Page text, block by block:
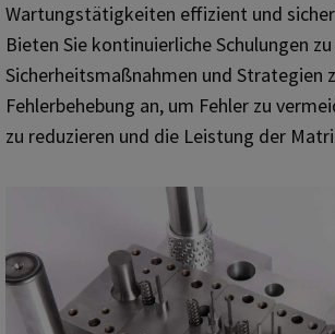
Wartungstätigkeiten effizient und
Bieten Sie kontinuierliche Schulungen
Sicherheitsmaßnahmen und Strategien
Fehlerbehebung an, um Fehler zu
zu reduzieren und die Leistung der